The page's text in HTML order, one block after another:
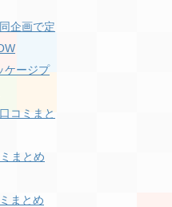
企画で定
ケージプ
コミまと
まとめ
まとめ